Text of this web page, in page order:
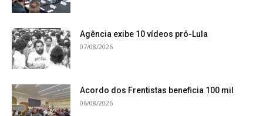
Agência exibe 10 vídeos pró-Lula
07/08/2026
Acordo dos Frentistas beneficia 100 mil
06/08/2026